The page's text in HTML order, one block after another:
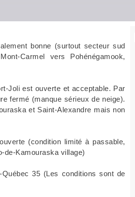
bonne (surtout secteur sud
Carmel vers Pohénégamook,
Joli est ouverte et acceptable. Par
fermé (manque sérieux de neige).
et Saint-Alexandre mais non
(condition limité à passable,
de-Kamouraska village)
35 (Les conditions sont de